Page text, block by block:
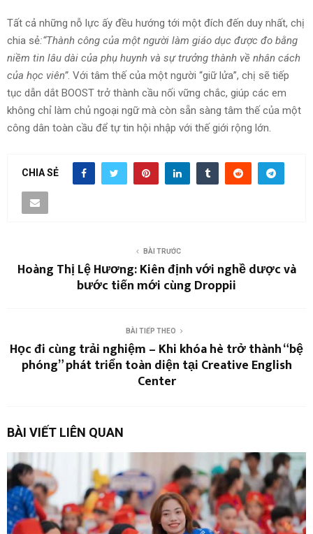
Tất cả những nỗ lực ấy đều hướng tới một đích đến duy nhất, chị
chia sẻ:“Thành công của một người làm giáo dục được đo bằng
niềm tin lâu dài của phụ huynh và sự trưởng thành về nhân cách
của học viên”. Với tâm thế của một người “giữ lửa”, chị sẽ tiếp
tục dẫn dắt BOOST trở thành cầu nối vững chắc, giúp các em
không chỉ làm chủ ngoại ngữ mà còn sẵn sàng tâm thế của một
công dân toàn cầu để tự tin hội nhập với thế giới rộng lớn.
CHIA SẺ
BÀI TRƯỚC
Hoàng Thị Lệ Hương: Kiên định với nghề dược và
bước tiến mới cùng Droppii
BÀI TIẾP THEO
Học đi cùng trải nghiệm – Khi khóa hè trở thành “bệ
phóng” phát triển toàn diện tại Creative English
Center
BÀI VIẾT LIÊN QUAN